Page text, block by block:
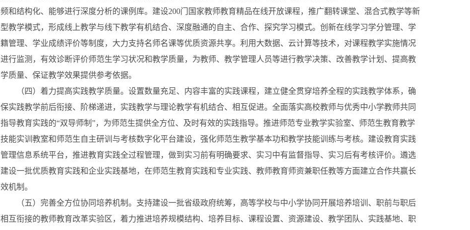
频和结构化、能够进行深度分析的课例库。建设200门国家教师教育精品在线开放课程，推广翻转课堂、混合式教学等新
型教学模式，形成线上教学与线下教学有机结合、深度融通的自主、合作、探究学习模式。创新在线学习学分管理、学
籍管理、学业成绩评价等制度，大力支持名师名课等优质资源共享。利用大数据、云计算等技术，对课程教学实施情况
进行监测，有效诊断评价师范生学习状况和教学质量，为教师、教学管理人员等进行教学决策、改善教学计划、提高教
学质量、保证教学效果提供参考依据。
（四）着力提高实践教学质量。设置数量充足、内容丰富的实践课程，建立健全贯穿培养全程的实践教学体系，确
保实践教学前后衔接、阶梯递进，实践教学与理论教学有机结合、相互促进。全面落实高校教师与优秀中小学教师共同
指导教育实践的“双导师制”，为师范生提供全方位、及时有效的实践指导。推进师范专业教学实验室、师范生教育教学
技能实训教室和师范生自主研训与考核数字化平台建设，强化师范生教学基本功和教学技能训练与考核。建设教育实践
管理信息系统平台，推进教育实践全过程管理，做到实习前有明确要求、实习中有监督指导、实习后有考核评价。遴选
建设一批优质教育实践和企业实践基地，在师范生教育实践和专业实践、教师教育师资兼职任教等方面建立合作共赢长
效机制。
（五）完善全方位协同培养机制。支持建设一批省级政府统筹，高等学校与中小学协同开展培养培训、职前与职后
相互衔接的教师教育改革实验区，着力推进培养规模结构、培养目标、课程设置、资源建设、教学团队、实践基地、职